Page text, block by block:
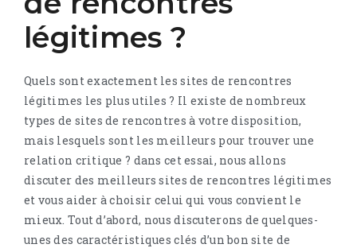
légitimes ?
Quels sont exactement les sites de rencontres
légitimes les plus utiles ? Il existe de nombreux
types de sites de rencontres à votre disposition,
mais lesquels sont les meilleurs pour trouver une
relation critique ? dans cet essai, nous allons
discuter des meilleurs sites de rencontres légitimes
et vous aider à choisir celui qui vous convient le
mieux. Tout d’abord, nous discuterons de quelques-
unes des caractéristiques clés d’un bon site de